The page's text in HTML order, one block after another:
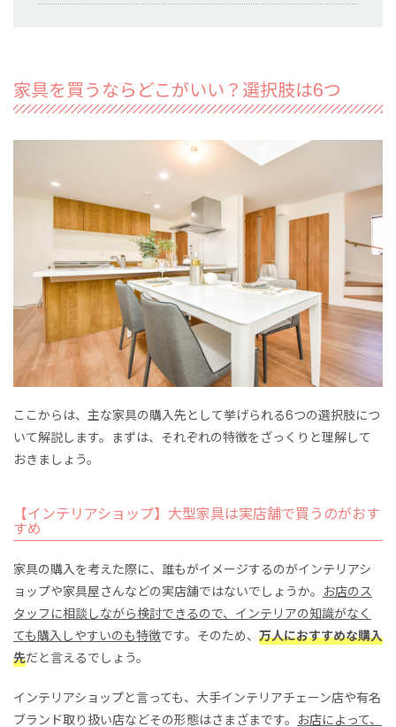
家具を買うならどこがいい？選択肢は6つ
ここからは、主な家具の購入先として挙げられる6つの選択肢につ
いて解説します。まずは、それぞれの特徴をざっくりと理解して
おきましょう。
【インテリアショップ】大型家具は実店舗で買うのがおす
すめ
家具の購入を考えた際に、誰もがイメージするのがインテリアシ
ョップや家具屋さんなどの実店舗ではないでしょうか。 お店のス
タッフに相談しながら検討できるので、インテリアの知識がなく
ても購入しやすいのも特徴です。そのため、 万人におすすめな購入
先だと言えるでしょう。
インテリアショップと言っても、大手インテリアチェーン店や有名
ブランド取り扱い店などその形態はさまざまです。 お店によって、